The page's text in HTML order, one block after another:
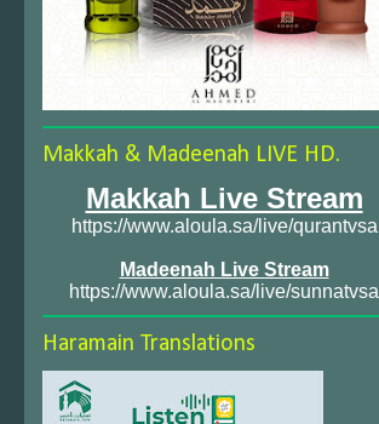
Makkah & Madeenah LIVE HD.
Makkah Live Stream
https://www.aloula.sa/live/qurantvsa
Madeenah Live Stream
https://www.aloula.sa/live/sunnatvsa
Haramain Translations